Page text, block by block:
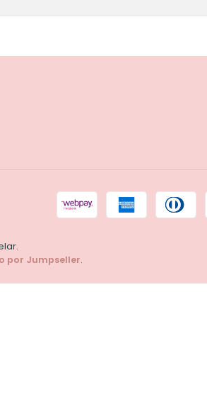
por Jumpseller.